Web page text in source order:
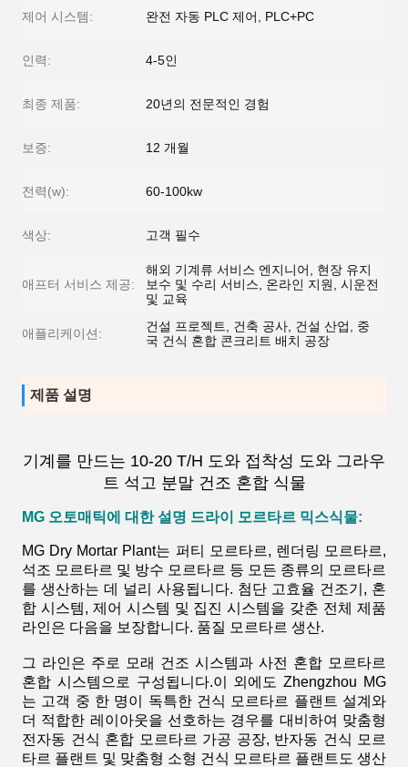
제어 시스템: 완전 자동 PLC 제어, PLC+PC
인력: 4-5인
최종 제품: 20년의 전문적인 경험
보증: 12 개월
전력(w): 60-100kw
색상: 고객 필수
애프터 서비스 제공:
해외 기계류 서비스 엔지니어, 현장 유지
보수 및 수리 서비스, 온라인 지원, 시운전
및 교육
애플리케이션:
건설 프로젝트, 건축 공사, 건설 산업, 중
국 건식 혼합 콘크리트 배치 공장
제품 설명
기계를 만드는 10-20 T/H 도와 접착성 도와 그라우
트 석고 분말 건조 혼합 식물
MG 오토매틱에 대한 설명 드라이 모르타르 믹스식물:
MG Dry Mortar Plant는 퍼티 모르타르, 렌더링 모르타르,
석조 모르타르 및 방수 모르타르 등 모든 종류의 모르타르
를 생산하는 데 널리 사용됩니다. 첨단 고효율 건조기, 혼
합 시스템, 제어 시스템 및 집진 시스템을 갖춘 전체 제품
라인은 다음을 보장합니다. 품질 모르타르 생산.
그 라인은 주로 모래 건조 시스템과 사전 혼합 모르타르
혼합 시스템으로 구성됩니다.이 외에도 Zhengzhou MG
는 고객 중 한 명이 독특한 건식 모르타르 플랜트 설계와
더 적합한 레이아웃을 선호하는 경우를 대비하여 맞춤형
전자동 건식 혼합 모르타르 가공 공장, 반자동 건식 모르
타르 플랜트 및 맞춤형 소형 건식 모르타르 플랜트도 생산